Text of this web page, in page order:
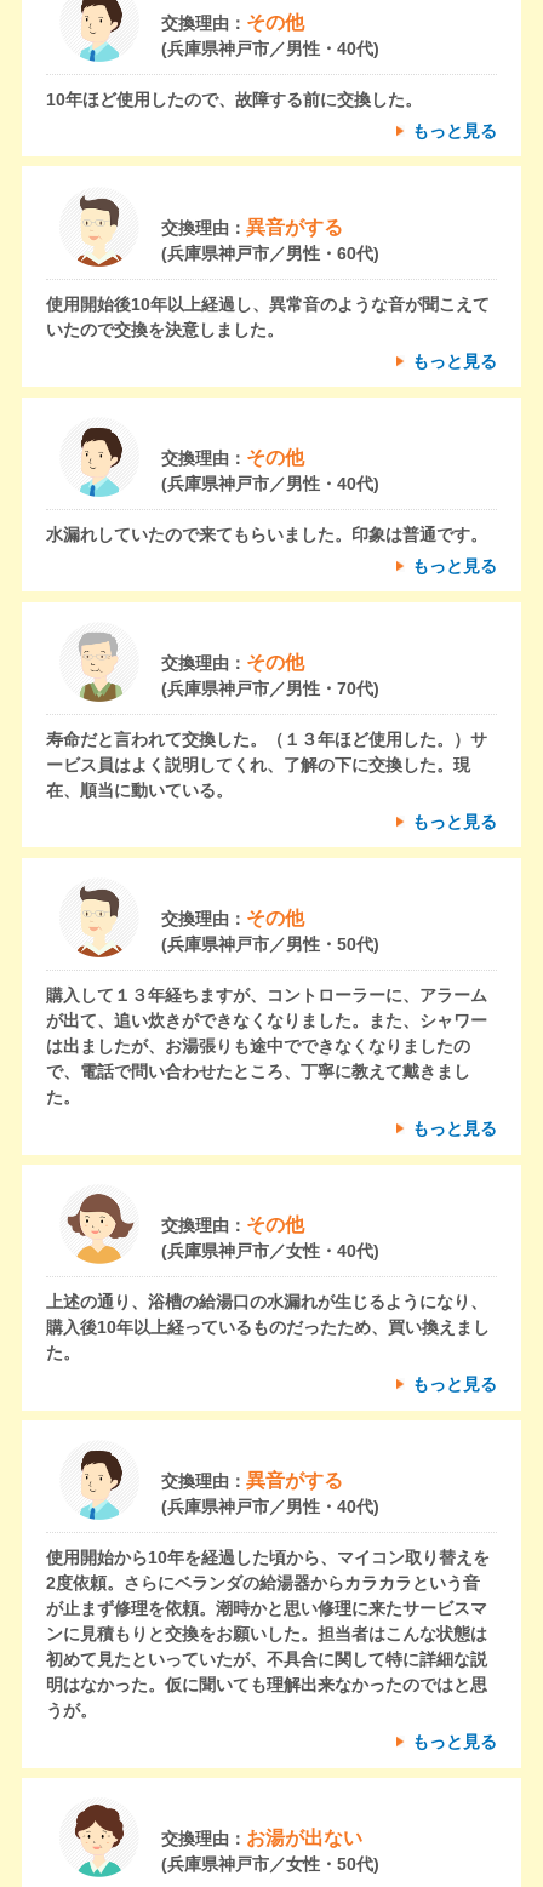
交換理由： その他
(兵庫県神戸市／男性・40代)
10年ほど使用したので、故障する前に交換した。
もっと見る
交換理由： 異音がする
(兵庫県神戸市／男性・60代)
使用開始後10年以上経過し、異常音のような音が聞こえて
いたので交換を決意しました。
もっと見る
交換理由： その他
(兵庫県神戸市／男性・40代)
水漏れしていたので来てもらいました。印象は普通です。
もっと見る
交換理由： その他
(兵庫県神戸市／男性・70代)
寿命だと言われて交換した。（１３年ほど使用した。）サ
ービス員はよく説明してくれ、了解の下に交換した。現
在、順当に動いている。
もっと見る
交換理由： その他
(兵庫県神戸市／男性・50代)
購入して１３年経ちますが、コントローラーに、アラーム
が出て、追い炊きができなくなりました。また、シャワー
は出ましたが、お湯張りも途中でできなくなりましたの
で、電話で問い合わせたところ、丁寧に教えて戴きまし
た。
もっと見る
交換理由： その他
(兵庫県神戸市／女性・40代)
上述の通り、浴槽の給湯口の水漏れが生じるようになり、
購入後10年以上経っているものだったため、買い換えまし
た。
もっと見る
交換理由： 異音がする
(兵庫県神戸市／男性・40代)
使用開始から10年を経過した頃から、マイコン取り替えを
2度依頼。さらにベランダの給湯器からカラカラという音
が止まず修理を依頼。潮時かと思い修理に来たサービスマ
ンに見積もりと交換をお願いした。担当者はこんな状態は
初めて見たといっていたが、不具合に関して特に詳細な説
明はなかった。仮に聞いても理解出来なかったのではと思
うが。
もっと見る
交換理由： お湯が出ない
(兵庫県神戸市／女性・50代)